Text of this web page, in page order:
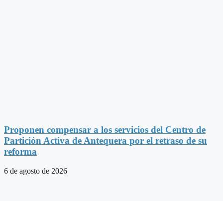
Proponen compensar a los servicios del Centro de
Partición Activa de Antequera por el retraso de su
reforma
6 de agosto de 2026